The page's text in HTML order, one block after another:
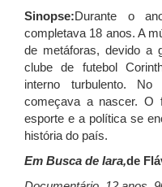
Sinopse:Durante o
completava 18 anos. A
de metáforas, devido a
clube de futebol
interno turbulento.
começava a nascer. O
esporte e a política se
história do país.
Em Busca de Iara,de